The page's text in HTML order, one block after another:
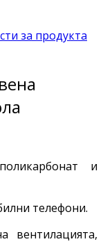
за продукта
и
телефони.
вентилацията,